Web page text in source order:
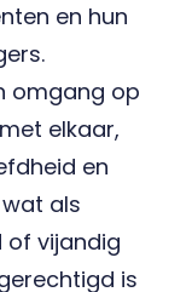
en hun
omgang op
elkaar,
en
als
of vijandig
is